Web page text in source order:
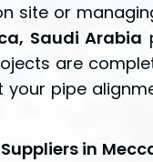
site or
Saudi Arabia
are
pipe
in